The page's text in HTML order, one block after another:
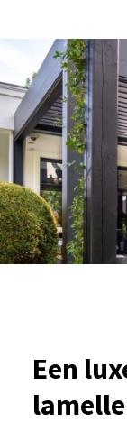
Een